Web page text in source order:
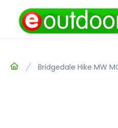
Bridgedale Hike MW